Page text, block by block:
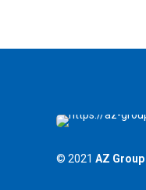
© 2021 AZ Group